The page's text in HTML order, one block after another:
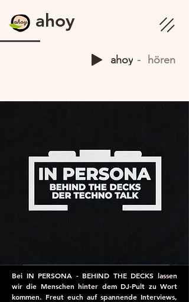
ahoy
ahoy hören
Bei IN PERSONA - BEHIND THE DECKS lassen
wir die Menschen hinter dem DJ-Pult zu Wort
kommen. Freut euch auf spannende Interviews,